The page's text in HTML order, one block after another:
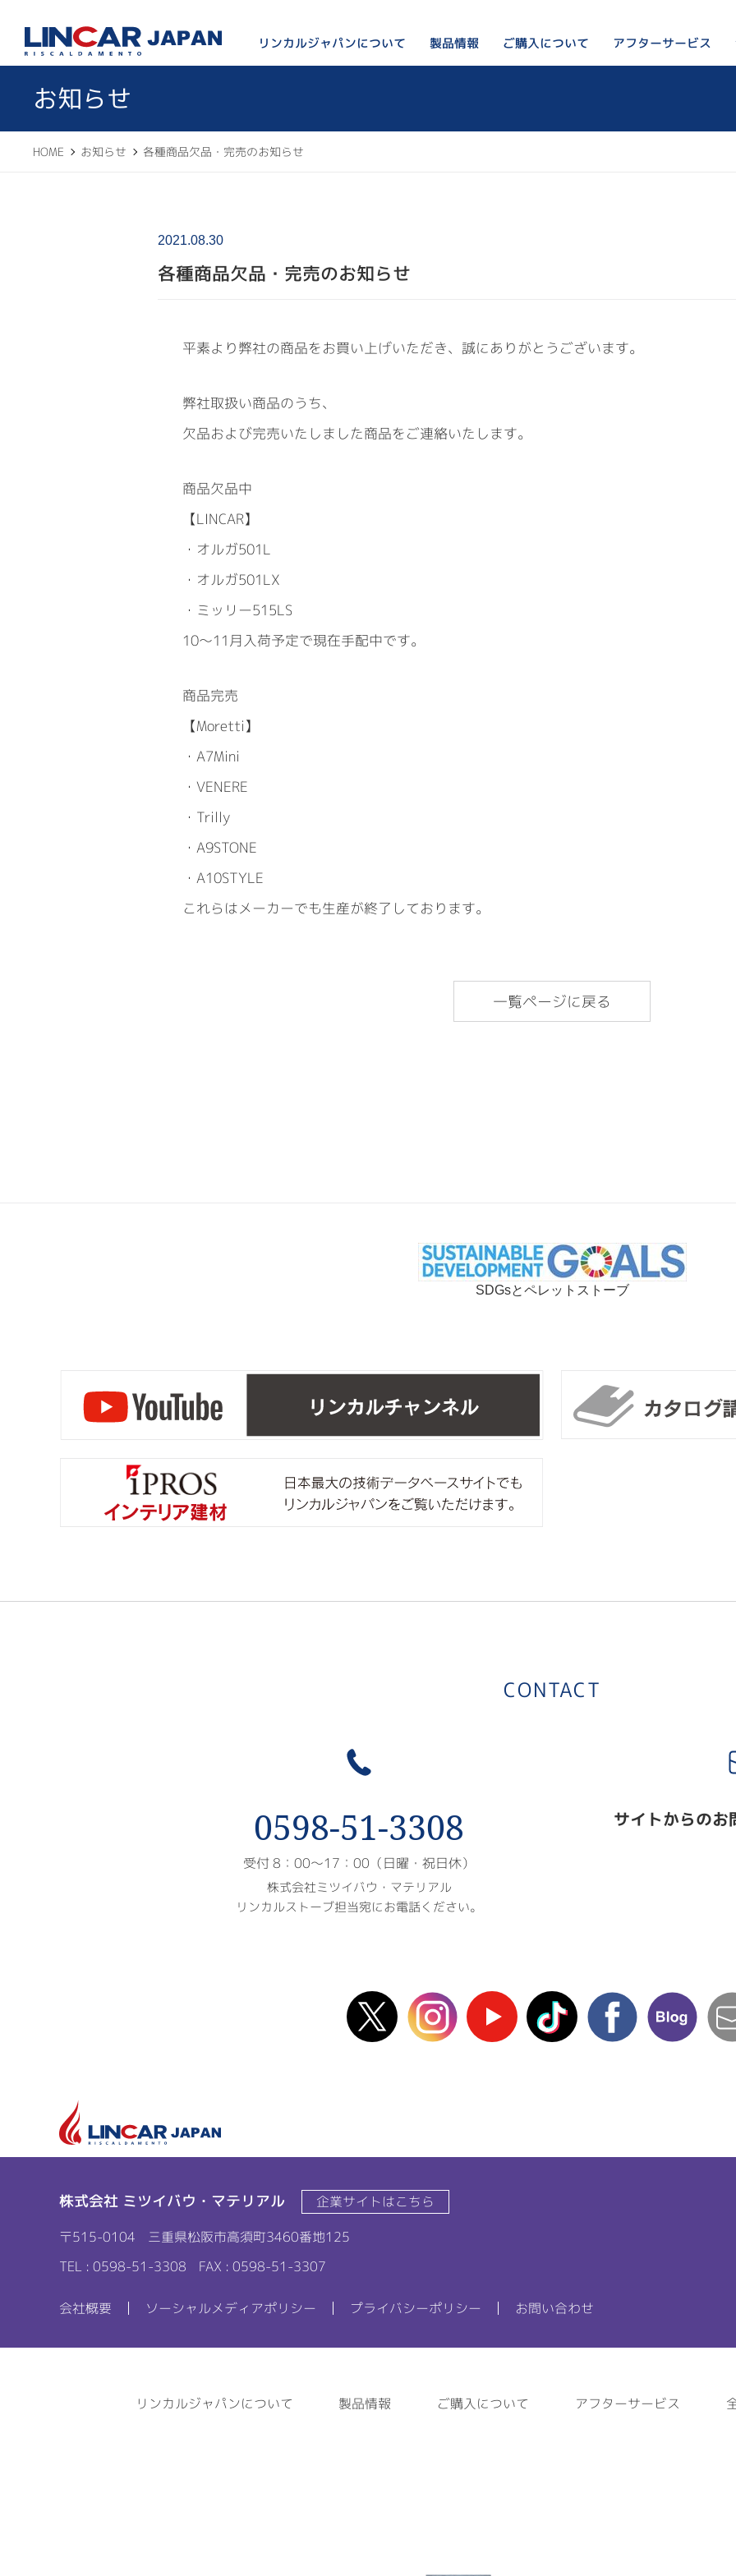
リンカルジャパンについて
リンカルジャパンが選ばれ
製品情報 ご購入について
ご購入をお考えの方はこちら
アフターサービス
お知らせ
HOME お知らせ 各種商品欠品・完売のお知らせ
2021.08.30
各種商品欠品・完売のお知らせ
平素より弊社の商品をお買い上げいただき、誠にありがとうございます。
弊社取扱い商品のうち、
欠品および完売いたしました商品をご連絡いたします。
商品欠品中
【LINCAR】
・オルガ501L
・オルガ501LX
・ミッリー515LS
10～11月入荷予定で現在手配中です。
商品完売
【Moretti】
・A7Mini
・VENERE
・Trilly
・A9STONE
・A10STYLE
これらはメーカーでも生産が終了しております。
一覧ページに戻る
SDGsとペレットストーブ
CONTACT
0598-51-3308
受付 8：00〜17：00（日曜・祝日休）
株式会社ミツイバウ・マテリアル
リンカルストーブ担当宛にお電話ください。
サイトからのお
X(Twitter) instagram Youtube TikTok facebook blog
株式会社 ミツイバウ・マテリアル
企業サイトはこちら
〒515-0104
三重県松阪市高須町3460番地125
TEL : 0598-51-3308
FAX : 0598-51-3307
会社概要 ソーシャルメディアポリシー プライバシーポリシー お問い合わせ
リンカルジャパンについて 製品情報 ご購入について アフターサービス